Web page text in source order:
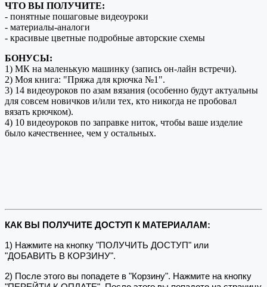
ЧТО ВЫ ПОЛУЧИТЕ:
- понятные пошаговые видеоуроки
- материалы-аналоги
- красивые цветные подробные авторские схемы
БОНУСЫ:
1) МК на маленькую машинку (запись он-лайн встречи).
2) Моя книга: "Пряжа для крючка №1".
3) 14 видеоуроков по азам вязания (особенно будут актуальны
для совсем новичков и/или тех, кто никогда не пробовал
вязать крючком).
4) 10 видеоуроков по заправке ниток, чтобы ваше изделие
было качественнее, чем у остальных.
КАК ВЫ ПОЛУЧИТЕ ДОСТУП К МАТЕРИАЛАМ:
1) Нажмите на кнопку "ПОЛУЧИТЬ ДОСТУП" или
"ДОБАВИТЬ В КОРЗИНУ".
2) После этого вы попадете в "Корзину". Нажмите на кнопку